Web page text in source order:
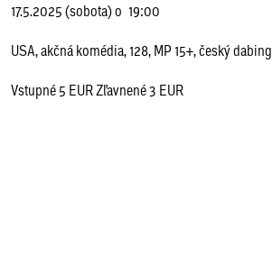
17.5.2025 (sobota) o 19:00
USA, akčná komédia, 128, MP 15+, český dabing
Vstupné 5 EUR Zľavnené 3 EUR